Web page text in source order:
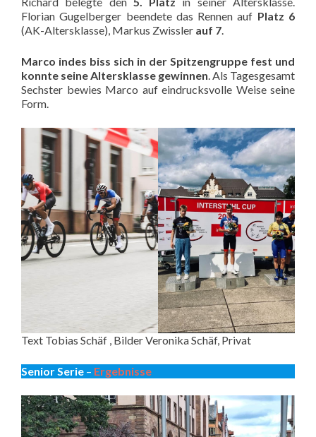
Florian Gugelberger beendete das Rennen auf Platz 6
(AK-Altersklasse), Markus Zwissler auf 7.
Marco indes biss sich in der Spitzengruppe fest und
konnte seine Altersklasse gewinnen. Als Tagesgesamt
Sechster bewies Marco auf eindrucksvolle Weise seine
Form.
Text Tobias Schäf , Bilder Veronika Schäf, Privat
Senior Serie – Ergebnisse